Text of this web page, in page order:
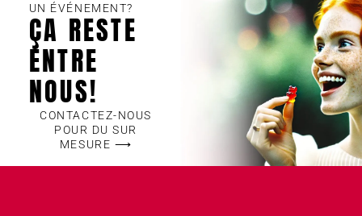
UN ÉVÉNEMENT?
ÇA RESTE
ENTRE
NOUS!
CONTACTEZ-NOUS
POUR DU SUR
MESURE ⟶